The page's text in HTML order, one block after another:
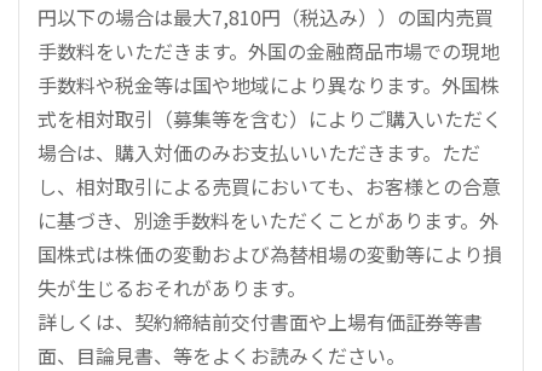
円以下の場合は最大7,810円（税込み））の国内売買
手数料をいただきます。外国の金融商品市場での現地
手数料や税金等は国や地域により異なります。外国株
式を相対取引（募集等を含む）によりご購入いただく
場合は、購入対価のみお支払いいただきます。ただ
し、相対取引による売買においても、お客様との合意
に基づき、別途手数料をいただくことがあります。外
国株式は株価の変動および為替相場の変動等により損
失が生じるおそれがあります。
詳しくは、契約締結前交付書面や上場有価証券等書
面、目論見書、等をよくお読みください。